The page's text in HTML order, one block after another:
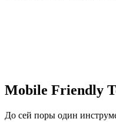
Mobile Friendly
До сей поры один